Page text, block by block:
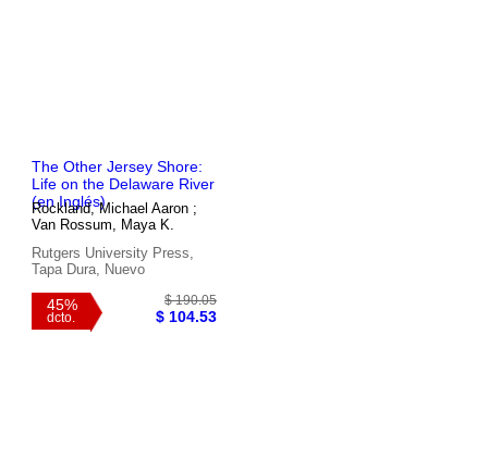
45%
dcto.
$ 176.34
The Other Jersey Shore:
Life on the Delaware River
(en Inglés)
Rockland, Michael Aaron ;
Van Rossum, Maya K.
Rutgers University Press,
Tapa Dura, Nuevo